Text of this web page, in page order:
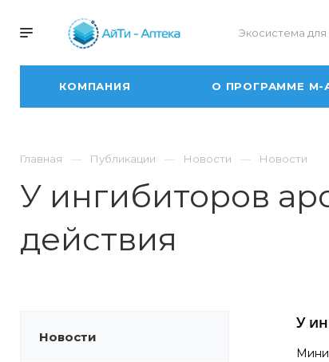
Экосистема для
КОМПАНИЯ О ПРОГРАММЕ М-
Главная Публикации Новости Новости
У ингибиторов
действия
Новости
У